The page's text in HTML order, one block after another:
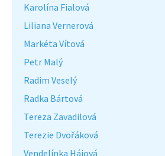
Karolína Fialová
Liliana Vernerová
Markéta Vítová
Petr Malý
Radim Veselý
Radka Bártová
Tereza Zavadilová
Terezie Dvořáková
Vendelínka Hájová